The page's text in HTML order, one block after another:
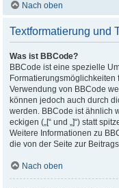
Nach oben
Textformatierung und
Was ist BBCode?
BBCode ist eine spezielle
Formatierungsmöglichkeiten
Verwendung von BBCode
können jedoch auch durch
werden. BBCode ist ähnlich
eckigen („[“ und „]“) statt
Weitere Informationen zu
die von der Seite zur
Nach oben